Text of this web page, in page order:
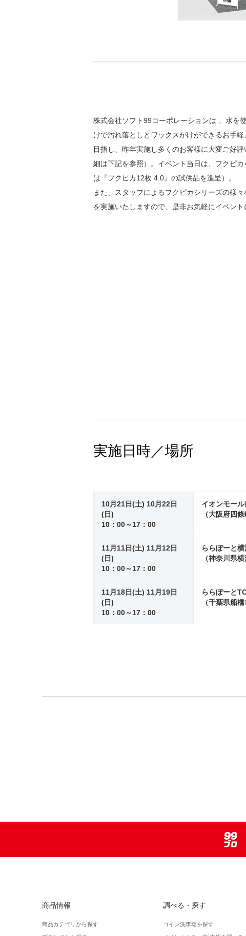
株式会社ソフト99コーポレーションは 、水を
けで汚れ落としとワックスがけができるお手
目指し、昨年実施し多くのお客様に大変ご好
細は下記を参照）。イベント当日は、フクピ
は『フクピカ12枚 4.0』の試供品を進呈）。
また、スタッフによるフクピカシリーズの様
を実施いたしますので、是非お気軽にイベント
実施日時／場所
10月21日(土) 10月22日
(日)
10：00～17：00
イオンモー
（大阪府四
11月11日(土) 11月12日
(日)
10：00～17：00
ららぽーと
（神奈川県
11月18日(土) 11月19日
(日)
10：00～17：00
ららぽーと
（千葉県船
商品情報
商品カテゴリから探す
調べる・探す
コイン洗車場を探す